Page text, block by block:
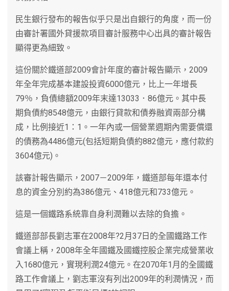
民生銀行發布的報告似乎只是出自銀行的角度，而一份
由審計署國外貸援款項目審計服務中心出具的審計報告
顯得更為細致。
這份關於鐵道部2009會計年度的審計報告顯示，2009
年全年完成基本建設投資6000億元，比上一年增長
79％，負債總額2009年末達13033．86億元。其中長
期負債約8548億元，由銀行貸款和債券融資兩部分構
成，比例接近1：1。一年內或一個營業週期內需要償還
的債務為4486億元(包括短期負債約882億元，應付款約
3604億元)。
該審計報告顯示，2007－2009年，鐵道部每年還本付
息的資金分別約為386億元、418億元和733億元。
這是一個鐵路系統靠自身利潤難以去除的負擔。
鐵道部部長劉志軍在2008年?2月37日的全國鐵路工作
會議上稱，2008年全年國鐵及國鐵控股企業完成營業收
入1680億元，實現利潤24億元。在2070年1月的全國鐵
路工作會議上，劉志軍沒有列出2009年的利潤情況，而